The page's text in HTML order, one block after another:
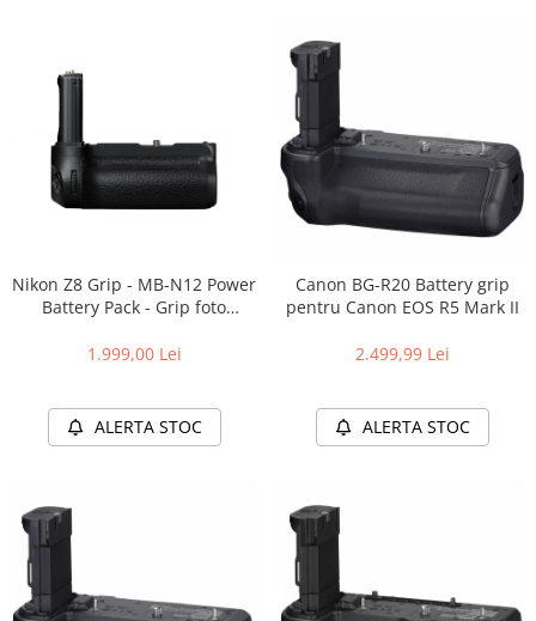
Nikon Z8 Grip - MB-N12 Power
Battery Pack - Grip foto
1.999,00 Lei
ALERTA STOC
Canon BG-R20 Battery grip
pentru Canon EOS R5 Mark II
2.499,99 Lei
ALERTA STOC